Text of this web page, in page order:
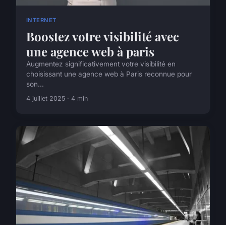
INTERNET
Boostez votre visibilité avec
une agence web à paris
Augmentez significativement votre visibilité en
choisissant une agence web à Paris reconnue pour
son...
4 juillet 2025 · 4 min